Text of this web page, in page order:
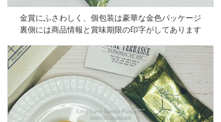
金賞にふさわしく、個包装は豪華な金色パッケージ
裏側には商品情報と賞味期限の印字がしてあります